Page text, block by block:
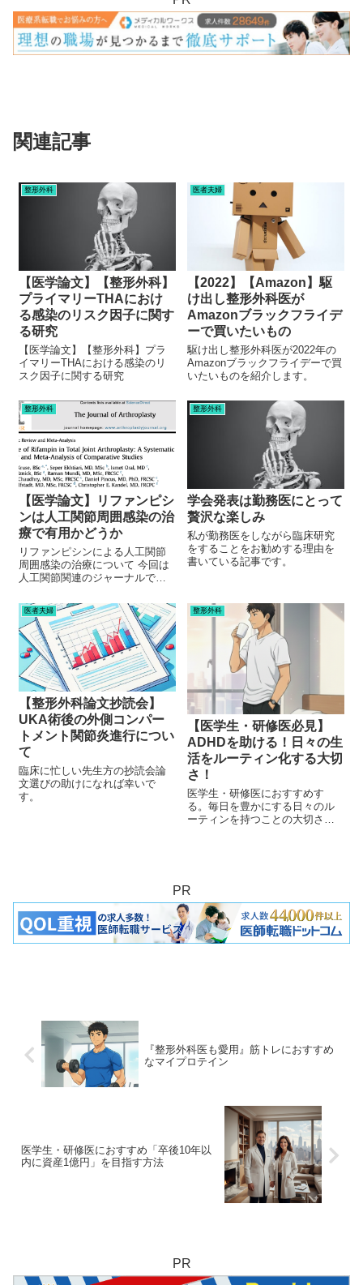
関連記事
整形外科
【医学論文】【整形外科】
プライマリーTHAにおけ
る感染のリスク因子に関す
る研究
【医学論文】【整形外科】プラ
イマリーTHAにおける感染のリ
スク因子に関する研究
医者夫婦
【2022】【Amazon】駆
け出し整形外科医が
Amazonブラックフライデ
ーで買いたいもの
駆け出し整形外科医が2022年の
Amazonブラックフライデーで買
いたいものを紹介します。
整形外科
【医学論文】リファンピシ
ンは人工関節周囲感染の治
療で有用かどうか
リファンピシンによる人工関節
周囲感染の治療について 今回は
人工関節関連のジャーナルであ
Arthroplasty」からの論文です。
人工関節の治療において、最も
怖い合併症の一つである「感
染」の治療について。 ...
整形外科
学会発表は勤務医にとって
贅沢な楽しみ
私が勤務医をしながら臨床研究
をすることをお勧めする理由を
書いている記事です。
医者夫婦
【整形外科論文抄読会】
UKA術後の外側コンパー
トメント関節炎進行につい
て
臨床に忙しい先生方の抄読会論
文選びの助けになれば幸いで
す。
整形外科
【医学生・研修医必見】
ADHDを助ける！日々の生
活をルーティン化する大切
さ！
医学生・研修医におすすめす
る。毎日を豊かにする日々のル
ーティンを持つことの大切さに
PR
『整形外科医も愛用』筋トレにおすすめ
なマイプロテイン
医学生・研修医におすすめ「卒後10年以
内に資産1億円」を目指す方法
PR